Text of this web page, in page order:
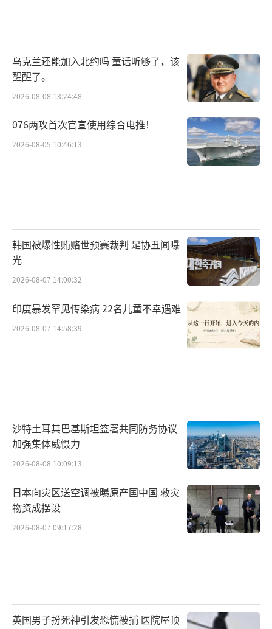
乌克兰还能加入北约吗 童话听够了，该
醒醒了。
2026-08-08 13:24:48
076两攻首次官宣使用综合电推！
2026-08-05 10:46:13
韩国被爆性贿赂世预赛裁判 足协丑闻曝
光
2026-08-07 14:00:32
印度暴发罕见传染病 22名儿童不幸遇难
2026-08-07 14:58:39
沙特土耳其巴基斯坦签署共同防务协议
加强集体威慑力
2026-08-08 10:09:13
日本向灾区送空调被曝原产国中国 救灾
物资成摆设
2026-08-07 09:17:28
英国男子扮死神引发恐慌被捕 医院屋顶